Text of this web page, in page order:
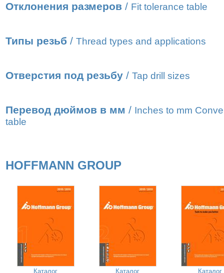
Отклонения размеров / Fit tolerance table
Типы резьб / Thread types and applications
Отверстия под резьбу / Tap drill sizes
Перевод дюймов в мм / Inches to mm
table
HOFFMANN GROUP
Каталог
Каталог
Каталог